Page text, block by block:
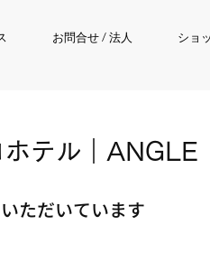
お問合せ / 法人 ショ
テル｜ANGLE
ただいています